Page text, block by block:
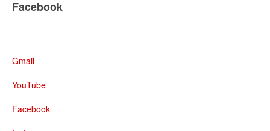
Facebook
Gmail
YouTube
Facebook